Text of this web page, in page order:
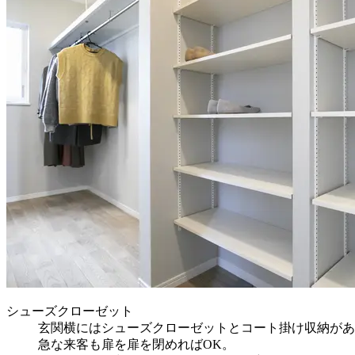
シューズクローゼット
玄関横にはシューズクローゼットとコート掛け収納が
急な来客も扉を扉を閉めればOK。